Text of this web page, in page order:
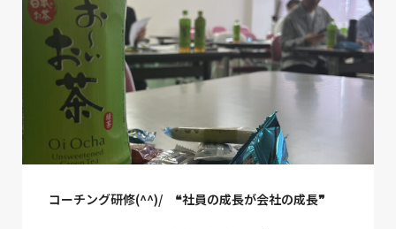
コーチング研修(^^)/ ❝社員の成長が会社の成長❞